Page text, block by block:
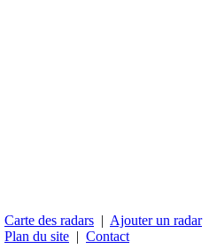
Carte des radars | Ajouter un radar
Plan du site | Contact